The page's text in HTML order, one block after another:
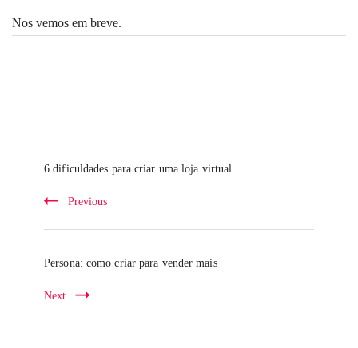
Nos vemos em breve.
Navigation
6 dificuldades para criar uma loja virtual
Previous
Persona: como criar para vender mais
Next